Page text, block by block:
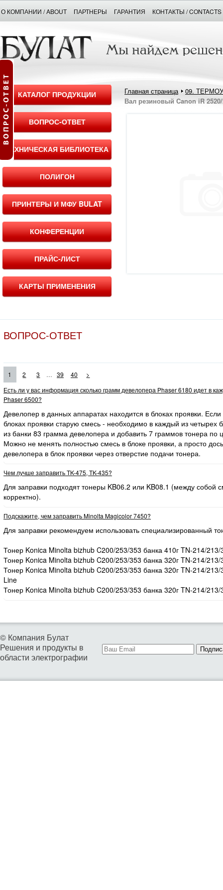
О КОМПАНИИ / ABOUT ПАРТНЕРЫ ГАРАНТИЯ КОНТАКТЫ / CONTACTS
КАТАЛОГ ПРОДУКЦИИ
ВОПРОС-ОТВЕТ
ТЕХНИЧЕСКАЯ БИБЛИОТЕКА
ПОЛИГОН
ПРИНТЕРЫ И МФУ BULAT
КОНФЕРЕНЦИИ
ПРАЙС-ЛИСТ
КАРТЫ ПРИМЕНЕНИЯ
Главная страница
09.
Вал резиновый Canon iR 2520/
ВОПРОС-ОТВЕТ
1 2 3 ... 39 40
>
Есть ли у вас информация сколько грамм девелопера Phaser 6180 идет в
Phaser 6500?
Девелопер в данных аппаратах находится в блоках проявки.
блоках проявки старую смесь - необходимо в каждый из четырех
из банки 83 грамма девелопера и добавить 7 граммов тонера по
Можно не менять полностью смесь в блоке проявки, а просто
девелопера в блок проявки через отверстие подачи тонера.
Чем лучше заправить TK-475, TK-435?
Для заправки подходят тонеры KB06.2 или KB08.1 (между собой
корректно).
Подскажите, чем заправить Minolta Magicolor 7450?
Для заправки рекомендуем использовать специализированный
Тонер Konica Minolta bizhub C200/253/353 банка 410г TN-214/
Тонер Konica Minolta bizhub C200/253/353 банка 320г TN-214/
Тонер Konica Minolta bizhub C200/253/353 банка 320г TN-214/
Line
Тонер Konica Minolta bizhub C200/253/353 банка 320г TN-214/
© Компания Булат
Решения и продукты в
области электрографии